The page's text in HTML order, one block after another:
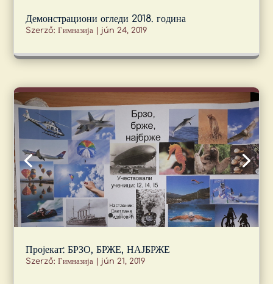
Демонстрациони огледи 2018. година
Szerző:Гимназија jún 24, 2019
Пројекат: БРЗО, БРЖЕ, НАЈБРЖЕ
Szerző:Гимназија jún 21, 2019